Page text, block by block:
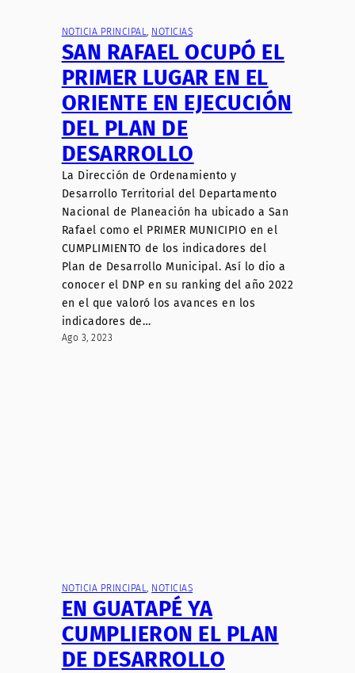
NOTICIA PRINCIPAL, NOTICIAS
SAN RAFAEL OCUPÓ EL
PRIMER LUGAR EN EL
ORIENTE EN EJECUCIÓN
DEL PLAN DE
DESARROLLO
La Dirección de Ordenamiento y
Desarrollo Territorial del Departamento
Nacional de Planeación ha ubicado a San
Rafael como el PRIMER MUNICIPIO en el
CUMPLIMIENTO de los indicadores del
Plan de Desarrollo Municipal. Así lo dio a
conocer el DNP en su ranking del año 2022
en el que valoró los avances en los
indicadores de…
Ago 3, 2023
NOTICIA PRINCIPAL NOTICIAS
EN GUATAPÉ YA
CUMPLIERON EL PLAN
DE DESARROLLO